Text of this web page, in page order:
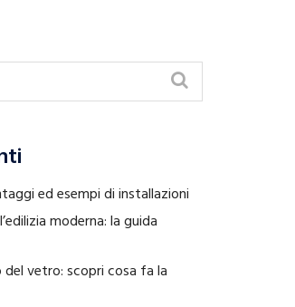
ed esempi di installazioni
moderna: la guida
vetro: scopri cosa fa la